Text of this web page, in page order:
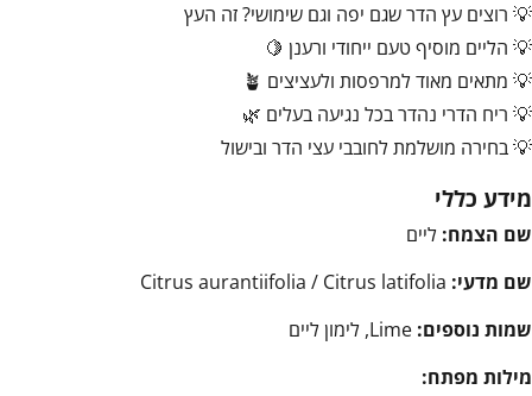
💡 רוצים עץ הדר שגם יפה וגם שימושי? זה העץ
💡 הליים מוסיף טעם ייחודי ורענן 🍋
💡 מתאים מאוד למרפסות ולעציצים 🪴
💡 ריח הדרי נהדר בכל נגיעה בעלים 🌿
💡 בחירה מושלמת לחובבי עצי הדר ובישול
מידע כללי
שם הצמח: ליים
שם מדעי:
שמות נוספים:
מילות מפתח: